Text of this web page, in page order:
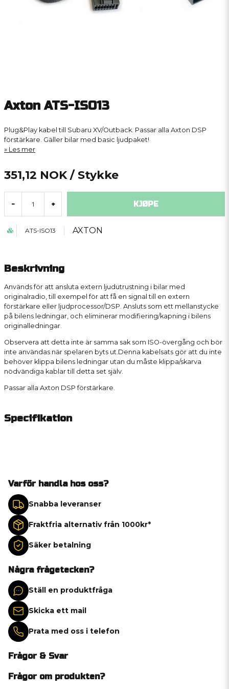
Axton ATS-ISO13
Plug&Play kabel till Subaru XV/Outback. Passar alla Axton DSP
förstärkare. Gäller bilar med basic ljudpaket!
Les mer
351,12 NOK / Stykke
- + KJØPE
ATS-ISO13 AXTON
Beskrivning
Används för att ansluta extern ljudutrustning i bilar med
originalradio, till exempel för att få en signal till en extern
förstärkare eller ljudprocessor/DSP. Ansluts som ett mellanstycke
på bilens ledningar, och eliminerar modifiering/kapning i bilens
originalledningar.
Observera att detta inte är samma sak som ISO-övergång och bör
inte användas när spelaren byts ut.Denna kabelsats gör att du inte
behöver klippa bilens ledningar utan du måste klippa/skarva
nödvändiga kablar till detta set själv.
Passar alla Axton DSP förstärkare.
Specifikation
Varför handla hos oss?
Snabba leveranser
Fraktfria alternativ från 1000kr*
Säker betalning
Några frågetecken?
Ställ en produktfråga
Skicka ett mail
Prata med oss i telefon
Frågor & Svar
Frågor om produkten?